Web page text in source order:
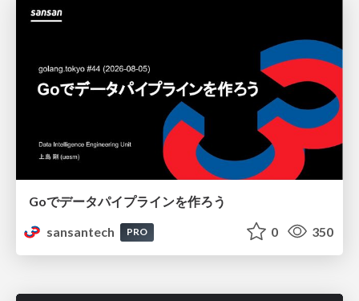
Goでデータパイプラインを作ろう
sansantech
PRO 0 350